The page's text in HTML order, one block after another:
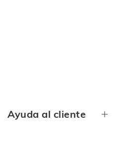
Ayuda al cliente